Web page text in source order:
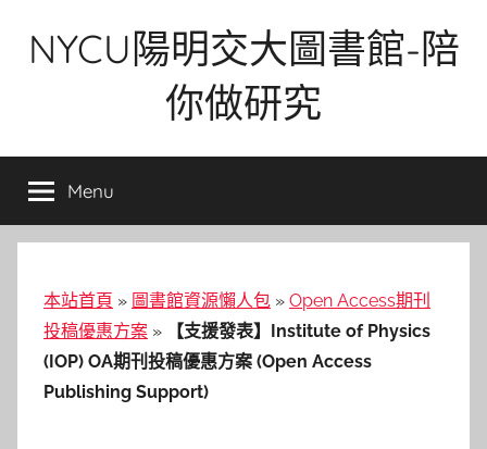
NYCU陽明交大圖書館-陪
你做研究
Menu
本站首頁 » 圖書館資源懶人包 » Open Access期刊
投稿優惠方案 »
【支援發表】Institute of Physics
(IOP) OA期刊投稿優惠方案 (Open Access
Publishing Support)